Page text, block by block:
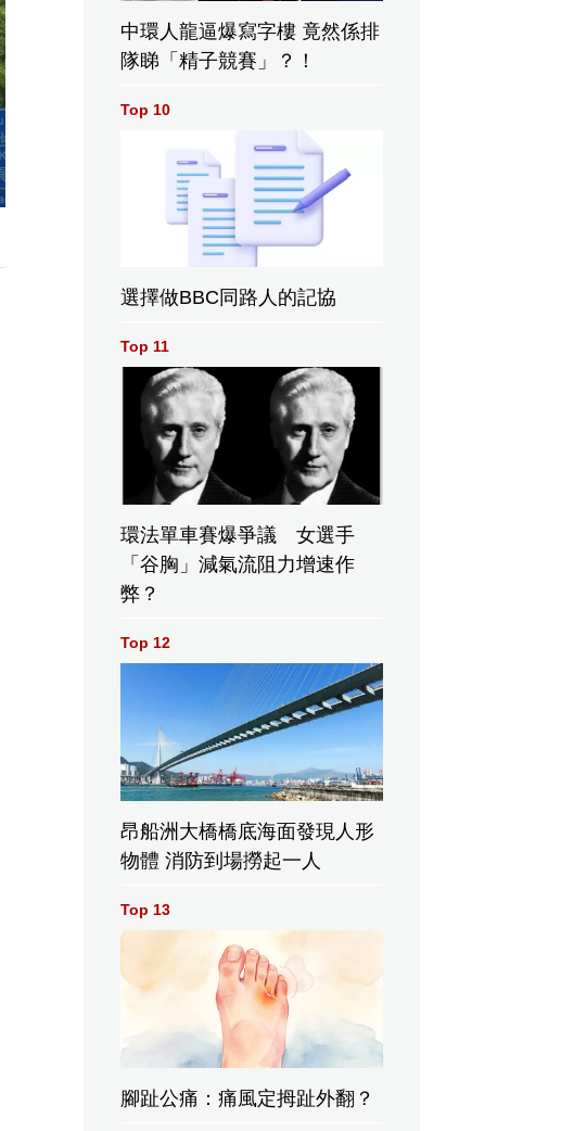
中環人龍逼爆寫字樓 竟然係排
隊睇「精子競賽」？！
Top 10
選擇做BBC同路人的記協
Top 11
環法單車賽爆爭議 女選手
「谷胸」減氣流阻力增速作
弊？
Top 12
昂船洲大橋橋底海面發現人形
物體 消防到場撈起一人
Top 13
腳趾公痛：痛風定拇趾外翻？